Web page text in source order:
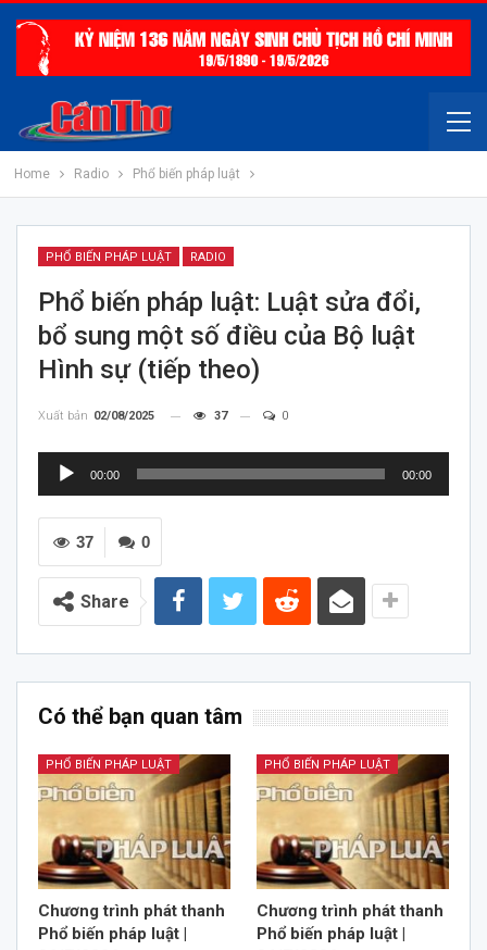
Home Radio Phổ biến pháp luật
PHỔ BIẾN PHÁP LUẬT RADIO
Phổ biến pháp luật: Luật sửa đổi,
bổ sung một số điều của Bộ luật
Hình sự (tiếp theo)
Xuất bản 02/08/2025 37 0
Trình
Audio
00:00 00:00
0
37
Share
Có thể bạn quan tâm
PHỔ BIẾN PHÁP LUẬT
Chương trình phát thanh
Phổ biến pháp luật |
PHỔ BIẾN PHÁP LUẬT
Chương trình phát thanh
Phổ biến pháp luật |